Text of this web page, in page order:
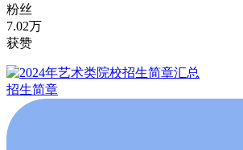
粉丝
7.02万
获赞
招生简章